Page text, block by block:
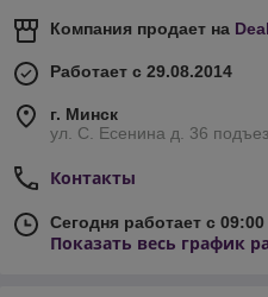
Компания продает на
Работает с 29.08.2014
г. Минск
ул. С. Есенина д. 36
Контакты
Сегодня работает с
Показать весь график